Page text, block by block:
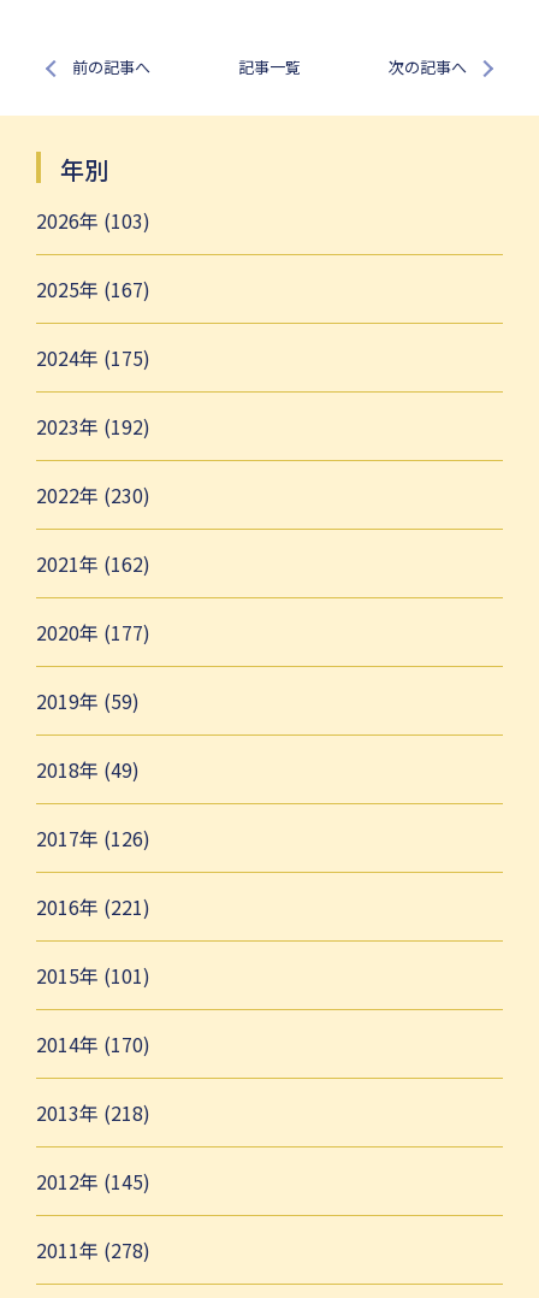
前の記事へ 記事一覧 次の記事へ
年別
2026年 (103)
2025年 (167)
2024年 (175)
2023年 (192)
2022年 (230)
2021年 (162)
2020年 (177)
2019年 (59)
2018年 (49)
2017年 (126)
2016年 (221)
2015年 (101)
2014年 (170)
2013年 (218)
2012年 (145)
2011年 (278)